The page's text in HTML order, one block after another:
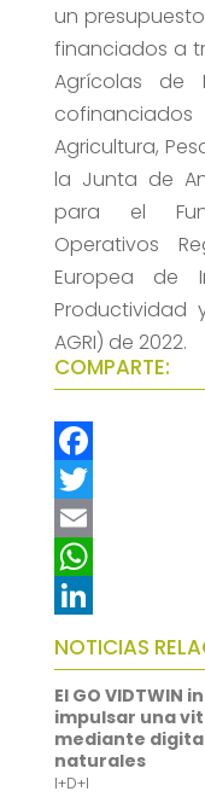
un
financiados a
Agrícolas de
Agricultura,
la Junta de
para el
Operativos
Europea de
Productividad
AGRI) de 2022.
COMPARTE:
F
a
c
e
b
o
o
k
T
w
t
t
e
r
E
m
a
i
l
W
h
a
t
s
A
L
i
n
k
e
NOTICIAS
El GO VIDTWIN
impulsar una
mediante
naturales
I+D+I